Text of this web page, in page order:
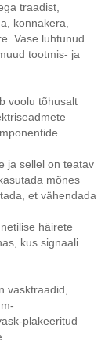
traadist,
konnakera,
Vase luhtunud
tootmis- ja
voolu tõhusalt
ja sellel on teatav
mõnes
et vähendada
häirete
kus signaali
vasktraadid,
plakeeritud